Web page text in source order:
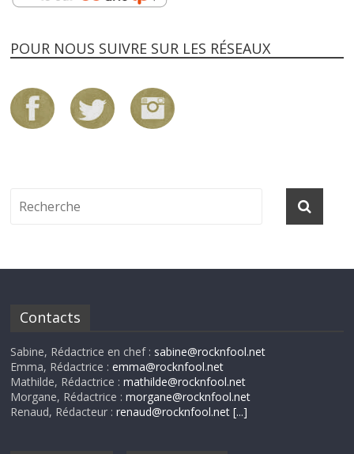
POUR NOUS SUIVRE SUR LES RÉSEAUX
Contacts
Sabine, Rédactrice en chef : sabine@rocknfool.net
Emma, Rédactrice :emma@rocknfool.net
Mathilde, Rédactrice :mathilde@rocknfool.net
Morgane, Rédactrice :morgane@rocknfool.net
Renaud, Rédacteur :renaud@rocknfool.net [...]